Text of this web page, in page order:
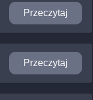
Przeczytaj
Przeczytaj